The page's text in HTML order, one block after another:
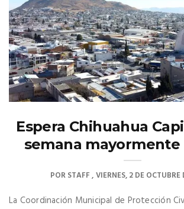
Espera Chihuahua
semana mayormente
PORSTAFF VIERNES, 2 DE
La Coordinación Municipal de Protección